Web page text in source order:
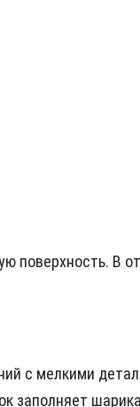
поверхность. В
с мелкими
заполняет